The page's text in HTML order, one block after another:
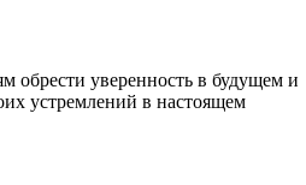
обрести уверенность в будущем и
устремлений в настоящем